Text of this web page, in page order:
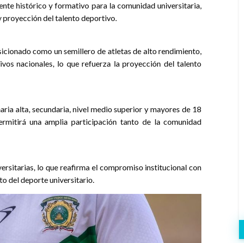
histórico y formativo para la comunidad universitaria,
proyección del talento deportivo.
como un semillero de atletas de alto rendimiento,
nacionales, lo que refuerza la proyección del talento
alta, secundaria, nivel medio superior y mayores de 18
una amplia participación tanto de la comunidad
lo que reafirma el compromiso institucional con
del deporte universitario.